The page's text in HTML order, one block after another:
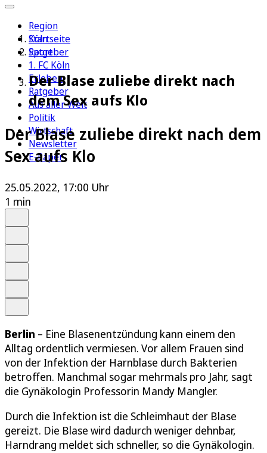
Region
Köln
Sport
1. FC Köln
Erleben
Ratgeber
Aus aller Welt
Politik
Wirtschaft
Newsletter
E-Paper
Startseite
Ratgeber
Der Blase zuliebe direkt nach
dem Sex aufs Klo
Der Blase zuliebe direkt nach dem
Sex aufs Klo
25.05.2022, 17:00 Uhr
1 min
Berlin – Eine Blasenentzündung kann einem den
Alltag ordentlich vermiesen. Vor allem Frauen sind
von der Infektion der Harnblase durch Bakterien
betroffen. Manchmal sogar mehrmals pro Jahr, sagt
die Gynäkologin Professorin Mandy Mangler.
Durch die Infektion ist die Schleimhaut der Blase
gereizt. Die Blase wird dadurch weniger dehnbar,
Harndrang meldet sich schneller, so die Gynäkologin.